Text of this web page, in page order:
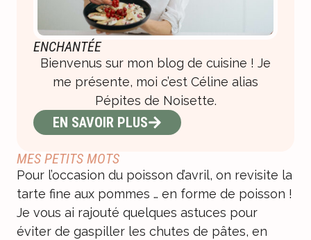
MES PETITS MOTS
Pour l’occasion du poisson d’avril, on revisite la
tarte fine aux pommes … en forme de poisson !
Je vous ai rajouté quelques astuces pour
éviter de gaspiller les chutes de pâtes, en
ENCHANTÉE
Bienvenus sur mon blog de cuisine ! Je
me présente, moi c’est Céline alias
Pépites de Noisette.
EN SAVOIR PLUS